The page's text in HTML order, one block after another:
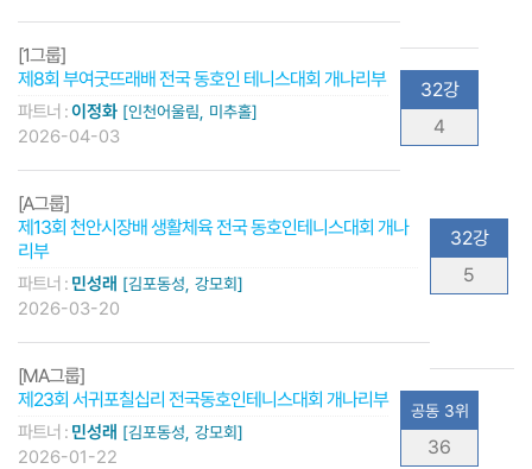
[1그룹]
제8회 부여굿뜨래배 전국 동호인 테니스대회 개나리부
파트너 :이정화 [인천어울림, 미추홀]
2026-04-03
32강
4
[A그룹]
제13회 천안시장배 생활체육 전국 동호인테니스대회 개나
리부
파트너 : 민성래 [김포동성, 강모회]
2026-03-20
32강
5
[MA그룹]
제23회 서귀포칠십리 전국동호인테니스대회 개나리부
파트너 : 민성래 [김포동성, 강모회]
2026-01-22
공동 3위
36